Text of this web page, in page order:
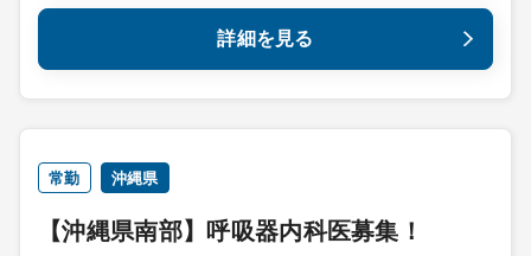
詳細を見る
常勤 沖縄県
【沖縄県南部】呼吸器内科医募集！